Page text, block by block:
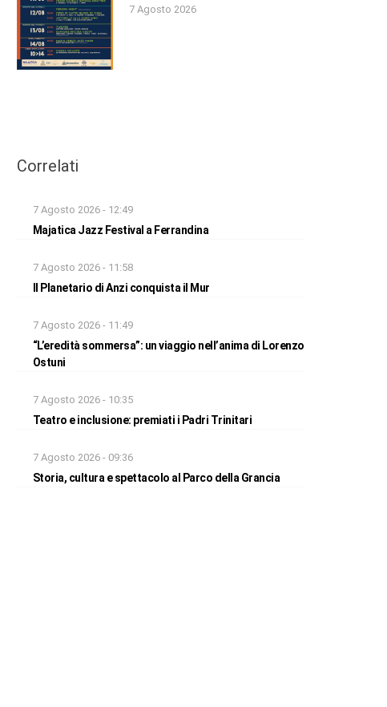
7 Agosto 2026
Correlati
7 Agosto 2026 - 12:49
Majatica Jazz Festival a Ferrandina
7 Agosto 2026 - 11:58
Il Planetario di Anzi conquista il Mur
7 Agosto 2026 - 11:49
“L’eredità sommersa”: un viaggio nell’anima di Lorenzo
Ostuni
7 Agosto 2026 - 10:35
Teatro e inclusione: premiati i Padri Trinitari
7 Agosto 2026 - 09:36
Storia, cultura e spettacolo al Parco della Grancia